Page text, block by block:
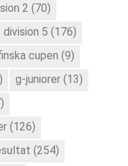
2 (70)
division 5 (176)
cupen (9)
g-juniorer (13)
(126)
(254)